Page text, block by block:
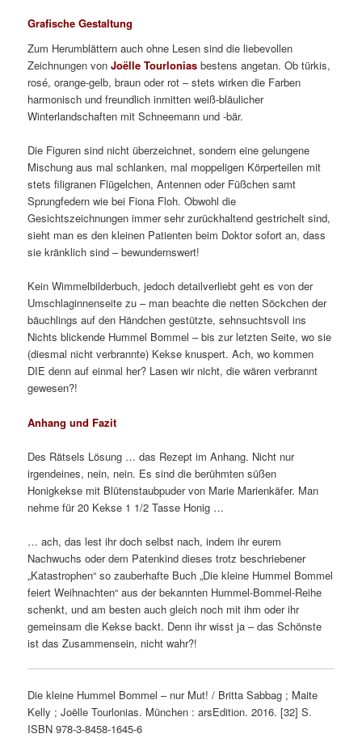
Grafische Gestaltung
Zum Herumblättern auch ohne Lesen sind die liebevollen
Zeichnungen vonJoëlle Tourlonias bestens angetan. Ob türkis,
rosé, orange-gelb, braun oder rot – stets wirken die Farben
harmonisch und freundlich inmitten weiß-bläulicher
Winterlandschaften mit Schneemann und -bär.
Die Figuren sind nicht überzeichnet, sondern eine gelungene
Mischung aus mal schlanken, mal moppeligen Körperteilen mit
stets filigranen Flügelchen, Antennen oder Füßchen samt
Sprungfedern wie bei Fiona Floh. Obwohl die
Gesichtszeichnungen immer sehr zurückhaltend gestrichelt sind,
sieht man es den kleinen Patienten beim Doktor sofort an, dass
sie kränklich sind – bewundernswert!
Kein Wimmelbilderbuch, jedoch detailverliebt geht es von der
Umschlaginnenseite zu – man beachte die netten Söckchen der
bäuchlings auf den Händchen gestützte, sehnsuchtsvoll ins
Nichts blickende Hummel Bommel – bis zur letzten Seite, wo sie
(diesmal nicht verbrannte) Kekse knuspert. Ach, wo kommen
DIE denn auf einmal her? Lasen wir nicht, die wären verbrannt
gewesen?!
Anhang und Fazit
Des Rätsels Lösung … das Rezept im Anhang. Nicht nur
irgendeines, nein, nein. Es sind die berühmten süßen
Honigkekse mit Blütenstaubpuder von Marie Marienkäfer. Man
nehme für 20 Kekse 1 1/2 Tasse Honig …
… ach, das lest ihr doch selbst nach, indem ihr eurem
Nachwuchs oder dem Patenkind dieses trotz beschriebener
„Katastrophen“ so zauberhafte Buch „Die kleine Hummel Bommel
feiert Weihnachten“ aus der bekannten Hummel-Bommel-Reihe
schenkt, und am besten auch gleich noch mit ihm oder ihr
gemeinsam die Kekse backt. Denn ihr wisst ja – das Schönste
ist das Zusammensein, nicht wahr?!
Die kleine Hummel Bommel – nur Mut! / Britta Sabbag ; Maite
Kelly ; Joe͏̈lle Tourlonias. München : arsEdition. 2016. [32] S.
ISBN 978-3-8458-1645-6